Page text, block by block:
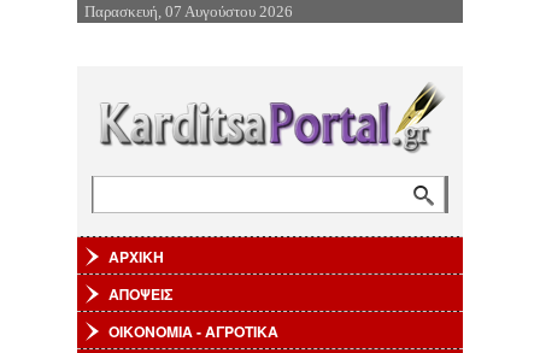
Επιστροφή στην Πλοήγηση
Παρασκευή, 07 Αυγούστου 2026
ΑΡΧΙΚΗ
ΑΠΟΨΕΙΣ
ΟΙΚΟΝΟΜΙΑ - ΑΓΡΟΤΙΚΑ